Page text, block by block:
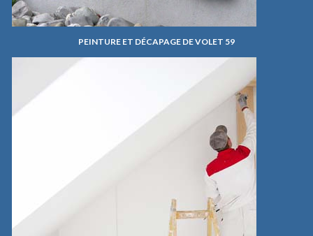
PEINTURE ET DÉCAPAGE DE VOLET 59